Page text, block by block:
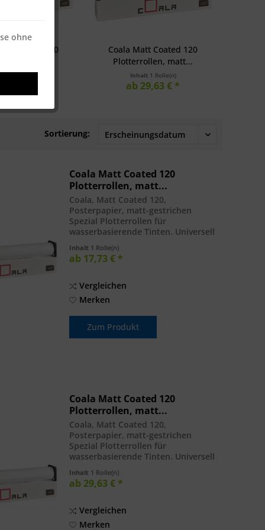
Coated 120
€ *
Coala Matt Coated 120
Plotterrollen, matt...
Inhalt 1 Rolle(n)
ab 29,63 € *
Sortierung:
Coala Matt Coated 120
Plotterrollen, matt...
Coala, Matt Coated 120,
Posterpapier, matt-gestrichen
Spezial Plotterrollen für
wasserbasierende Tinten. Universell
gestrichen bzw. beschichtet, für
Plakate und Grafiken in Premium-
Inhalt 1 Rolle(n)
ab 17,73 € *
Vergleichen
Merken
Zum Produkt
Coala Matt Coated 120
Plotterrollen, matt...
Coala, Matt Coated 120,
Posterpapier, matt-gestrichen
Spezial Plotterrollen für
wasserbasierende Tinten. Universell
gestrichen bzw. beschichtet, für
Plakate und Grafiken in Premium-
Inhalt 1 Rolle(n)
ab 29,63 € *
Vergleichen
Merken
ohne